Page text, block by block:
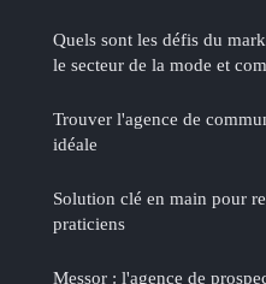
Quels sont les défis du
le secteur de la mode et
Trouver l'agence de
idéale
Solution clé en main pour
praticiens
Messor : l'agence de